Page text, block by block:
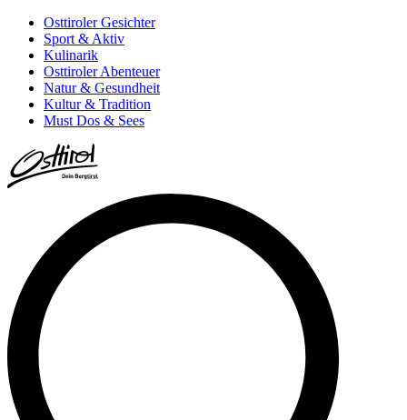
Osttiroler Gesichter
Sport & Aktiv
Kulinarik
Osttiroler Abenteuer
Natur & Gesundheit
Kultur & Tradition
Must Dos & Sees